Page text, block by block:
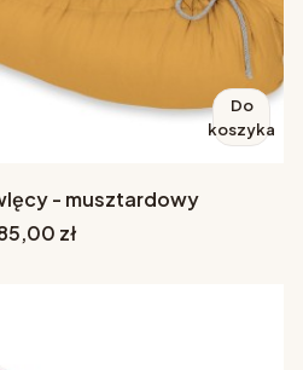
Do
koszyka
- musztardowy
zł